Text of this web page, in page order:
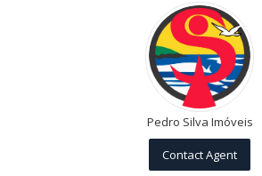
Pedro Silva Imóveis
Contact Agent